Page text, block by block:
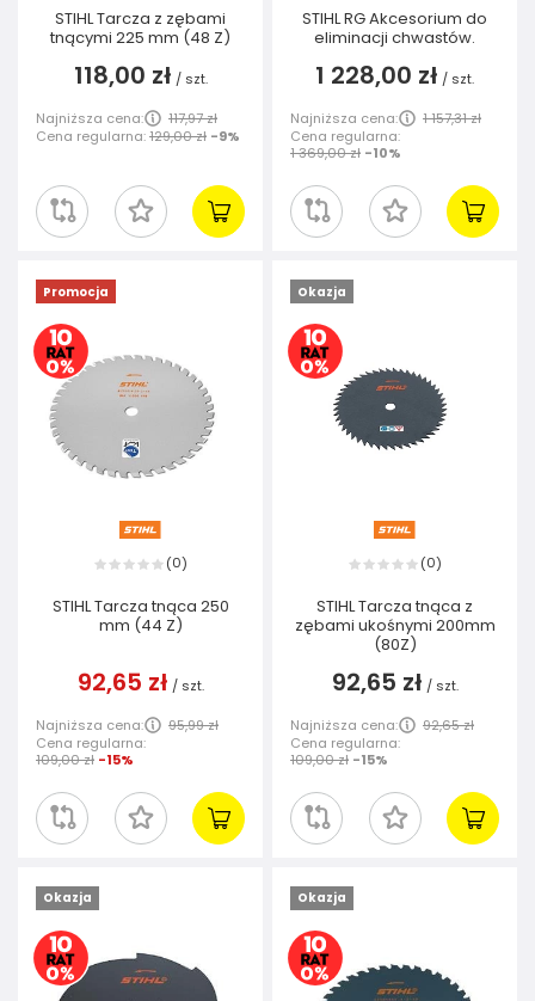
STIHL Tarcza z zębami
tnącymi 225 mm (48 Z)
118,00 zł / szt.
Najniższa cena:
117,97 zł
Cena regularna:129,00 zł -9%
STIHL RG Akcesorium do
eliminacji chwastów.
1 228,00 zł / szt.
Najniższa cena:
1 157,31 zł
Cena regularna:
1 369,00 zł -10%
Promocja
(0)
STIHL Tarcza tnąca 250
mm (44 Z)
92,65 zł / szt.
Najniższa cena:
95,99 zł
Cena regularna:
109,00 zł -15%
Okazja
(0)
STIHL Tarcza tnąca z
zębami ukośnymi 200mm
(80Z)
92,65 zł / szt.
Najniższa cena:
92,65 zł
Cena regularna:
109,00 zł -15%
Okazja Okazja